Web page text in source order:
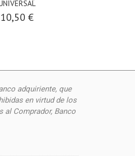
10,50 €
adquiriente, que
en virtud de los
al Comprador, Banco